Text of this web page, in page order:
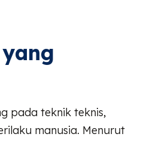
pada teknik teknis,
manusia. Menurut